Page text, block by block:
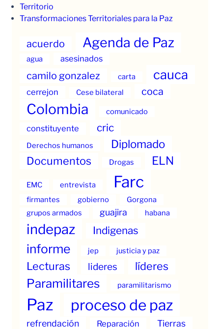
Territorio
Transformaciones Territoriales para la Paz
acuerdo Agenda de Paz
agua asesinados
camilo gonzalez carta cauca
cerrejon Cese bilateral coca
Colombia comunicado
constituyente cric
Derechos humanos Diplomado
Documentos Drogas ELN
EMC entrevista Farc
firmantes gobierno
Gorgona
grupos armados
guajira habana
indepaz Indigenas
informe jep justicia y paz
Lecturas lideres líderes
Paramilitares paramilitarismo
Paz proceso de paz
refrendación Reparación
Tierras